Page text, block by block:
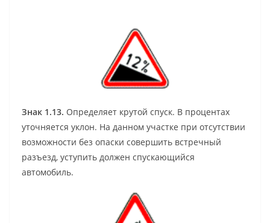
Знак 1.13. Определяет крутой спуск. В процентах
уточняется уклон. На данном участке при отсутствии
возможности без опаски совершить встречный
разъезд, уступить должен спускающийся
автомобиль.